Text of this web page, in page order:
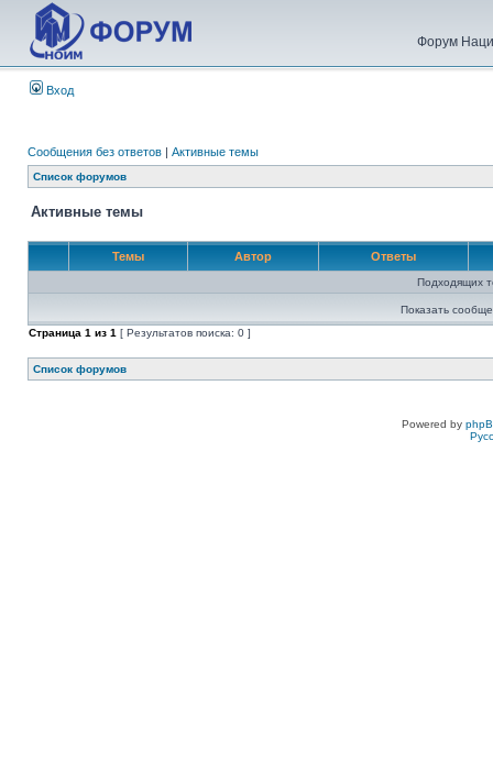
Форум
Вход
Сообщения без ответов | Активные темы
Список форумов
Активные темы
Темы Автор Ответы
Подходящих
Показать
Страница 1 из 1 [ Результатов поиска: 0 ]
Список форумов
Powered by